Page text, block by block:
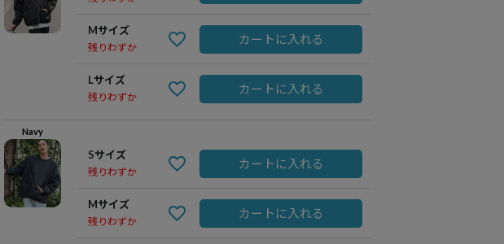
Mサイズ
残りわずか
カートに入れる
Lサイズ
残りわずか
カートに入れる
Navy
Sサイズ
残りわずか
カートに入れる
Mサイズ
残りわずか
カートに入れる